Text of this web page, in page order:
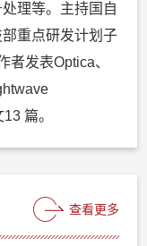
理等。主持国自
重点研发计划子
者发表Optica、
篇。
查看更多